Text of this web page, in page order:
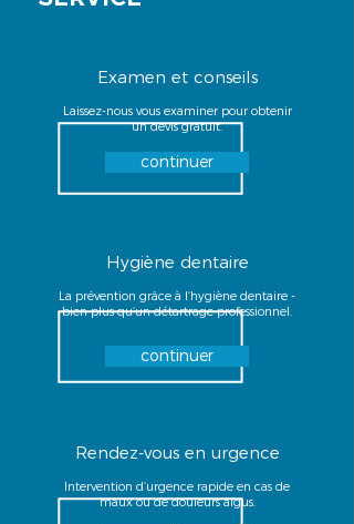
Examen et conseils
Laissez-nous vous examiner pour obtenir
un devis gratuit.
continuer
Hygiène dentaire
La prévention grâce à l‘hygiène dentaire -
bien plus qu‘un détartrage professionnel.
continuer
Rendez-vous en urgence
Intervention d‘urgence rapide en cas de
maux ou de douleurs aigus.